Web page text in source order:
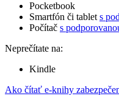
Pocketbook
Smartfón či tablet s
Počítač s
Neprečítate na:
Kindle
Ako čítať e-knihy